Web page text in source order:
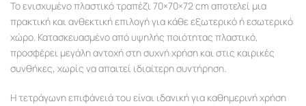
Το ενισχυμένο πλαστικό τραπέζι 70×70×72 cm αποτελεί μια
πρακτική και ανθεκτική επιλογή για κάθε εξωτερικό ή εσωτερικό
χώρο. Κατασκευασμένο από υψηλής ποιότητας πλαστικό,
προσφέρει μεγάλη αντοχή στη συχνή χρήση και στις καιρικές
συνθήκες, χωρίς να απαιτεί ιδιαίτερη συντήρηση.
Η τετράγωνη επιφάνειά του είναι ιδανική για καθημερινή χρήση